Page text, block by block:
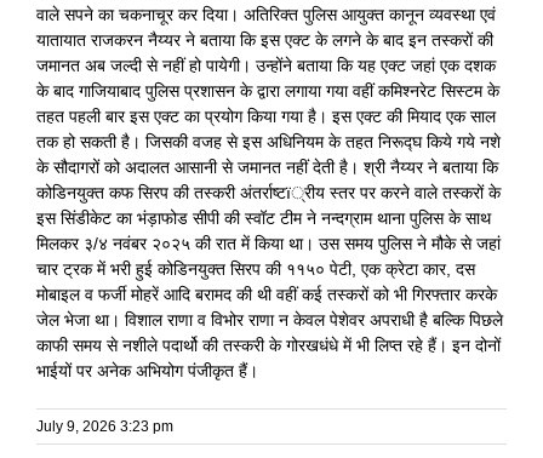
वाले सपने का चकनाचूर कर दिया। अतिरिक्त पुलिस आयुक्त कानून व्यवस्था एवं
यातायात राजकरन नैय्यर ने बताया कि इस एक्ट के लगने के बाद इन तस्करों की
जमानत अब जल्दी से नहीं हो पायेगी। उन्होंने बताया कि यह एक्ट जहां एक दशक
के बाद गाजियाबाद पुलिस प्रशासन के द्वारा लगाया गया वहीं कमिश्नरेट सिस्टम के
तहत पहली बार इस एक्ट का प्रयोग किया गया है। इस एक्ट की मियाद एक साल
तक हो सकती है। जिसकी वजह से इस अधिनियम के तहत निरूद्घ किये गये नशे
के सौदागरों को अदालत आसानी से जमानत नहीं देती है। श्री नैय्यर ने बताया कि
कोडिनयुक्त कफ सिरप की तस्करी अंतर्राष्टï्रीय स्तर पर करने वाले तस्करों के
इस सिंडीकेट का भंड़ाफोड सीपी की स्वॉट टीम ने नन्दग्राम थाना पुलिस के साथ
मिलकर ३/४ नवंबर २०२५ की रात में किया था। उस समय पुलिस ने मौके से जहां
चार ट्रक में भरी हुई कोडिनयुक्त सिरप की ११५० पेटी, एक क्रेटा कार, दस
मोबाइल व फर्जी मोहरें आदि बरामद की थी वहीं कई तस्करों को भी गिरफ्तार करके
जेल भेजा था। विशाल राणा व विभोर राणा न केवल पेशेवर अपराधी है बल्कि पिछले
काफी समय से नशीले पदार्थो की तस्करी के गोरखधंधे में भी लिप्त रहे हैं। इन दोनों
भाईयों पर अनेक अभियोग पंजीकृत हैं।
July 9, 2026 3:23 pm